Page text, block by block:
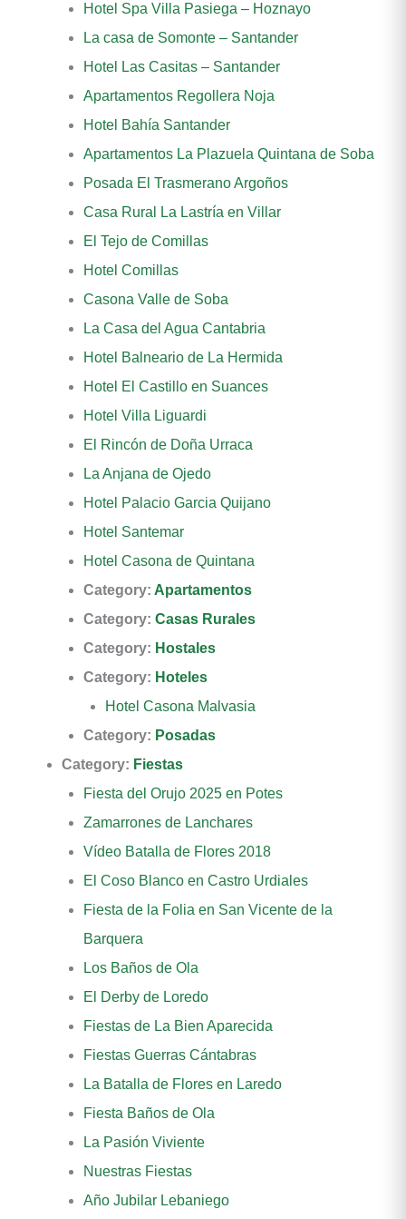
Hotel Spa Villa Pasiega – Hoznayo
La casa de Somonte – Santander
Hotel Las Casitas – Santander
Apartamentos Regollera Noja
Hotel Bahía Santander
Apartamentos La Plazuela Quintana de Soba
Posada El Trasmerano Argoños
Casa Rural La Lastría en Villar
El Tejo de Comillas
Hotel Comillas
Casona Valle de Soba
La Casa del Agua Cantabria
Hotel Balneario de La Hermida
Hotel El Castillo en Suances
Hotel Villa Liguardi
El Rincón de Doña Urraca
La Anjana de Ojedo
Hotel Palacio Garcia Quijano
Hotel Santemar
Hotel Casona de Quintana
Category: Apartamentos
Category: Casas Rurales
Category: Hostales
Category: Hoteles
Hotel Casona Malvasia
Category: Posadas
Category: Fiestas
Fiesta del Orujo 2025 en Potes
Zamarrones de Lanchares
Vídeo Batalla de Flores 2018
El Coso Blanco en Castro Urdiales
Fiesta de la Folia en San Vicente de la
Barquera
Los Baños de Ola
El Derby de Loredo
Fiestas de La Bien Aparecida
Fiestas Guerras Cántabras
La Batalla de Flores en Laredo
Fiesta Baños de Ola
La Pasión Viviente
Nuestras Fiestas
Año Jubilar Lebaniego